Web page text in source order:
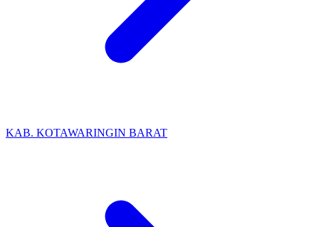
KAB. KOTAWARINGIN BARAT